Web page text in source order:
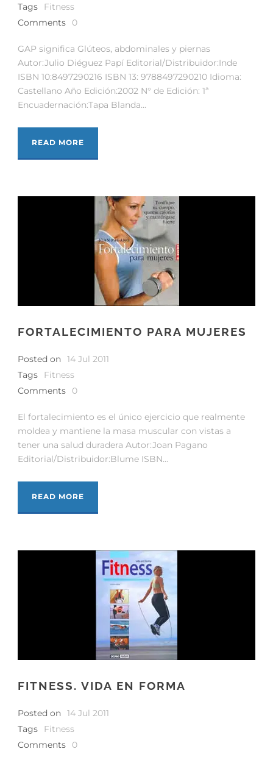
Tags
Fitness
Comments
0
GAP significa Glúteos, abdominales y piernas
Autor:Julio Diéguez Papí Editorial/Distribuidor:Inde
ISBN 10:8497290216 ISBN 13: 9788497290210 Idioma:
Castellano Año Edición:2002 N° de Edición: 1ª
Encuadernación:Tapa Blanda...
READ MORE
FORTALECIMIENTO PARA MUJERES
Posted on 14 Jul 2011
Tags
Fitness
Comments
0
El fortalecimiento es el único ejercicio que realmente
moldea y mantiene la masa muscular con vistas a
tener una salud duradera Autor:Joan Pagano
Editorial/Distribuidor:Blume ISBN...
READ MORE
FITNESS. VIDA EN FORMA
Posted on 14 Jul 2011
Tags
Fitness
Comments
0